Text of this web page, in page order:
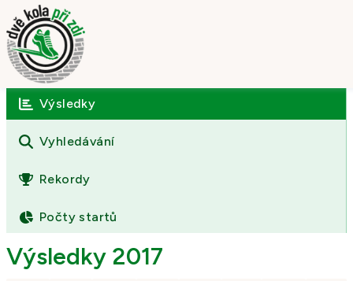
Úvod
O závodě
Výsledky
Fotogalerie
Kontakt
Výsledky
Vyhledávání
Rekordy
Počty startů
Výsledky 2017